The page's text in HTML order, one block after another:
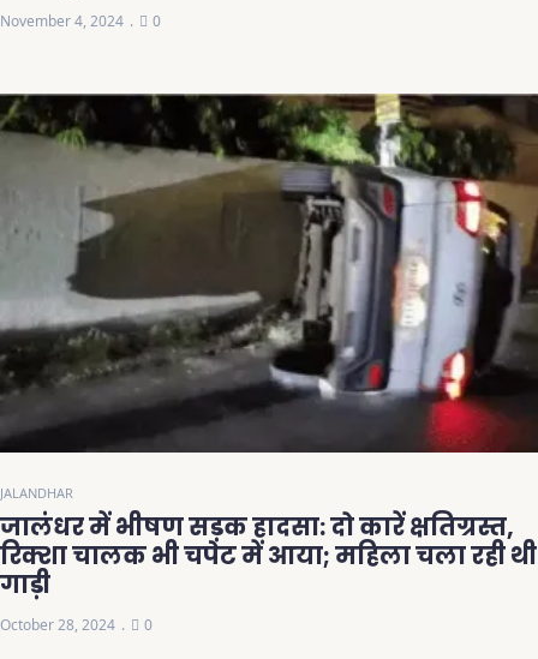
November 4, 2024 0
JALANDHAR
जालंधर में भीषण सड़क हादसा: दो कारें क्षतिग्रस्त,
रिक्शा चालक भी चपेट में आया; महिला चला रही थी
गाड़ी
October 28, 2024 0